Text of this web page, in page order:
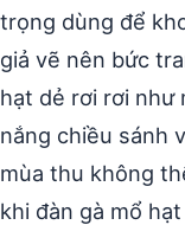
trọng dùng để
giả vẽ nên bức
hạt dẻ rơi rơi như
nắng chiều sánh
mùa thu không
khi đàn gà mổ